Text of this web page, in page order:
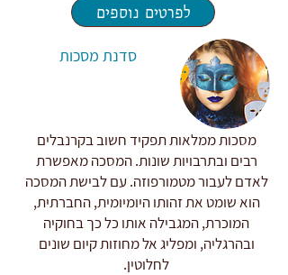
לפרטים נוספים
סדנת מסכות
מסכות ממלאות תפקיד חשוב בקרנבלים
רבים ובתרבויות שונות. המסכה מאפשרת
לאדם לעבור מטמורפוזה. עם לבישת המסכה
הוא שומט את זהותו היומיומית, החברתית,
המוכרת, המגבילה אותו כל כך בחוקיה
ובהרגליה, ומפליג אל מחוזות קיום שונים
לחלוטין.